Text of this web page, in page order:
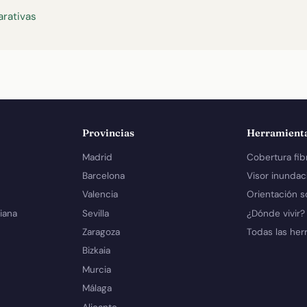
Provincias
Madrid
Barcelona
Valencia
Sevilla
Zaragoza
Bizkaia
Murcia
Málaga
Cobertura
Visor
Orientación
¿Dónde vivir?
Todas las